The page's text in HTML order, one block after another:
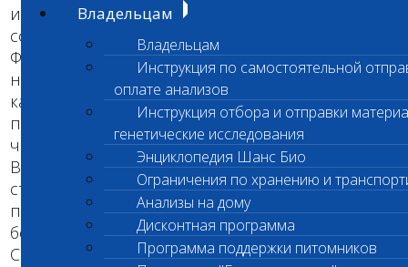
Владельцам
Владельцам
Инструкция по самостоятельной
оплате анализов
Инструкция отбора и отправки
генетические исследования
Энциклопедия Шанс Био
Ограничения по хранению и
Анализы на дому
Дисконтная программа
Программа поддержки питомников
изменения свойственны для разных пород
собак.
Фолликулярная дисплазия черных волос - это
наследственное заболевание, встречающееся
как у беспородных, так и у чистокровных
породистых собак. Окрас собаки вместо
черного с белым становится серым с белым.
Волос в области темной пигментации
становится слабым и ломким, что и приводит к
постепенной потере, тогда как шерсть в зоне
белой пигментации не изменяет своих качеств.
Согласно результатам гистологических